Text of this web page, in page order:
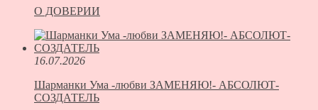
О ДОВЕРИИ
16.07.2026
Шарманки Ума -любви ЗАМЕНЯЮ!- АБСОЛЮТ-
СОЗДАТЕЛЬ